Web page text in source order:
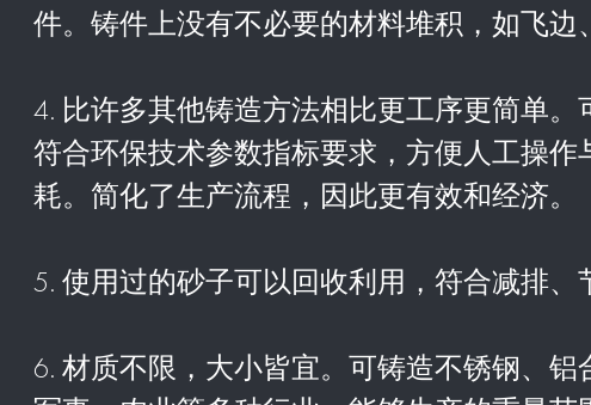
件。铸件上没有不必要的材料堆积，如飞边
4. 比许多其他铸造方法相比更工序更简单
符合环保技术参数指标要求，方便人工操
耗。简化了生产流程，因此更有效和经济。
5. 使用过的砂子可以回收利用，符合减排、
6. 材质不限，大小皆宜。可铸造不锈钢、